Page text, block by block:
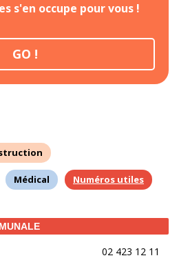
s'en occupe pour vous !
GO !
Médical Numéros utiles
02 423 12 11